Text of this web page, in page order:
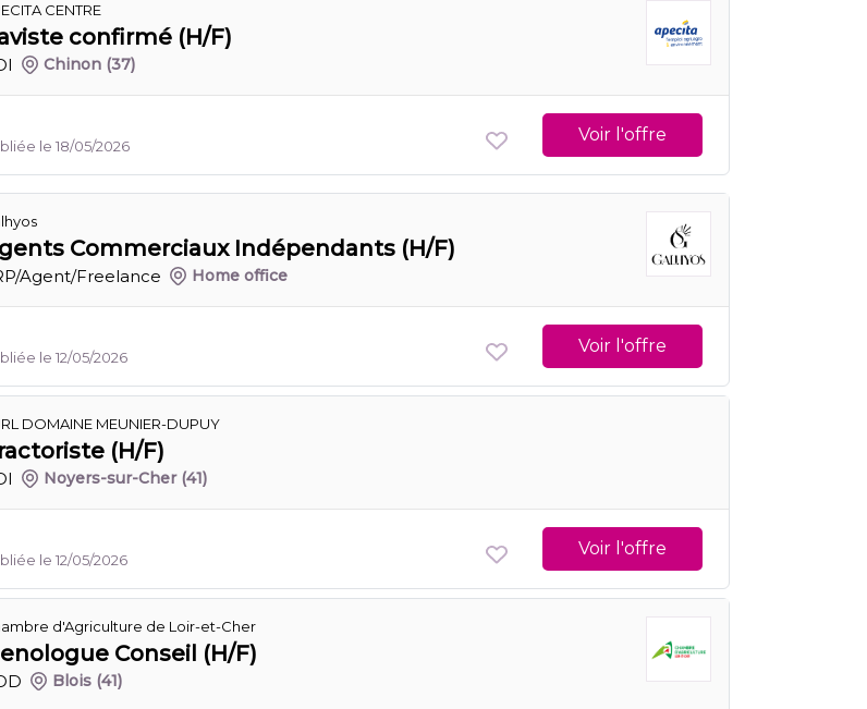
CENTRE
confirmé (H/F)
Chinon (37)
le 18/05/2026
Voir l'offre
Commerciaux Indépendants (H/F)
Agent/Freelance Home office
le 12/05/2026
Voir l'offre
DOMAINE MEUNIER-DUPUY
(H/F)
Noyers-sur-Cher (41)
le 12/05/2026
Voir l'offre
d'Agriculture de Loir-et-Cher
Conseil (H/F)
Blois (41)